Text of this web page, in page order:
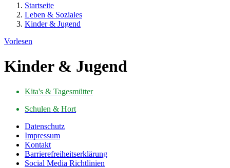
Startseite
Leben & Soziales
Kinder & Jugend
Vorlesen
Kinder & Jugend
Kita's & Tagesmütter
Schulen & Hort
Datenschutz
Impressum
Kontakt
Barrierefreiheitserklärung
Social Media Richtlinien